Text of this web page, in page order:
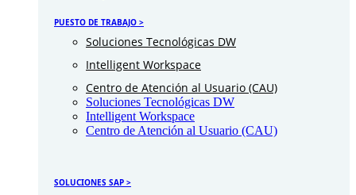
PUESTO DE TRABAJO >
Soluciones Tecnológicas DW
Intelligent Workspace
Centro de Atención al Usuario (CAU)
Soluciones Tecnológicas DW
Intelligent Workspace
Centro de Atención al Usuario (CAU)
SOLUCIONES SAP >